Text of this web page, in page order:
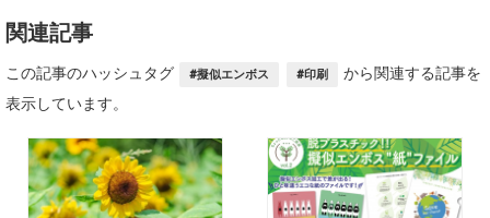
関連記事
この記事のハッシュタグ #擬似エンボス #印刷
から関連する記事を
表示しています。